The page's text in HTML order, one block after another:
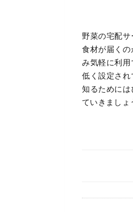
野菜の宅配
食材が届く
み気軽に利
低く設定さ
知るために
ていきましょ